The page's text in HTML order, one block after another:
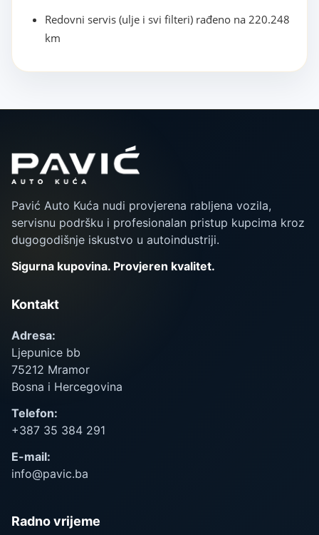
Redovni servis (ulje i svi filteri) rađeno na 220.248
km
Pavić Auto Kuća nudi provjerena rabljena vozila,
servisnu podršku i profesionalan pristup kupcima kroz
dugogodišnje iskustvo u autoindustriji.
Sigurna kupovina. Provjeren kvalitet.
Kontakt
Adresa:
Ljepunice bb
75212 Mramor
Bosna i Hercegovina
Telefon:
+387 35 384 291
E-mail:
info@pavic.ba
Radno vrijeme